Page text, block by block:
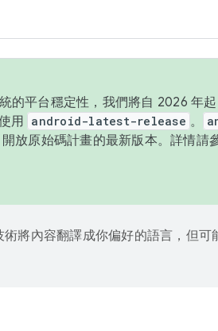
的平台穩定性，我們將自 2026 年
用 android-latest-release 。
放原始碼計畫的最新版本。詳情請
將內容翻譯成你偏好的語言，但可